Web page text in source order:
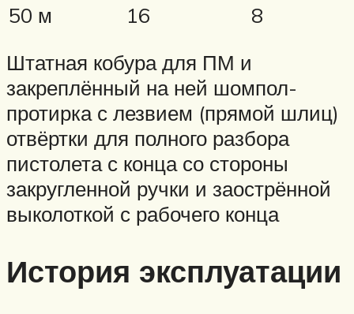
50 м
16
8
Штатная кобура для ПМ и
закреплённый на ней шомпол-
протирка с лезвием (прямой шлиц)
отвёртки для полного разбора
пистолета с конца со стороны
закругленной ручки и заострённой
выколоткой с рабочего конца
История эксплуатации